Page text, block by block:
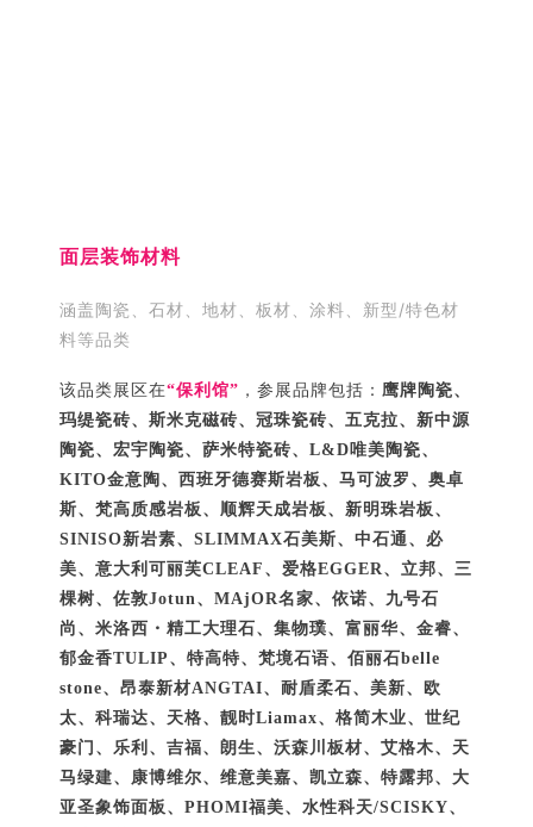
面层装饰材料
涵盖陶瓷、石材、地材、板材、涂料、新型/特色材
料等品类
该品类展区在“保利馆” ，参展品牌包括： 鹰牌陶瓷、
玛缇瓷砖、斯米克磁砖、冠珠瓷砖、 五克拉、 新中源
陶瓷、宏宇陶瓷、萨米特瓷砖、L&D唯美陶瓷、
KITO金意陶、西班牙德赛斯岩板、马可波罗、奥卓
斯、梵高质感岩板、顺辉天成岩板、新明珠岩板、
SINISO新岩素、SLIMMAX石美斯、中石通、必
美、意大利可丽芙CLEAF、爱格EGGER、立邦、三
棵树、佐敦Jotun、MAjOR名家、依诺、九号石
尚、米洛西・精工大理石、集物璞、富丽华、金睿、
郁金香TULIP、特高特、梵境石语、佰丽石belle
stone、昂泰新材ANGTAI、耐盾柔石、美新、欧
太、科瑞达、天格、靓时Liamax、格简木业、世纪
豪门、乐利、吉福、朗生、沃森川板材、艾格木、天
马绿建、康博维尔、维意美嘉、凯立森、特露邦、大
亚圣象饰面板、PHOMI福美、水性科天/SCISKY、